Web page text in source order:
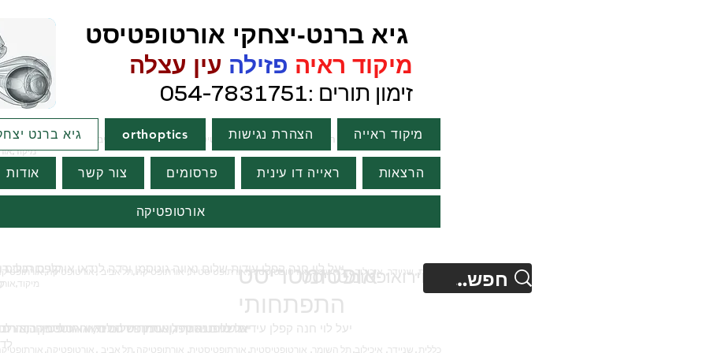
גיא ברנט-יצחקי אורטופטיסט
מיקוד ראיה פזילה עין עצלה
זימון תורים :054-7831751
מיקוד,אורטופטיסט,אורתופטיסט
מיקוד,אורטופטיסט,אורתופטיסט
גיא ברנט orthoptics הצהרת נגישות מיקוד ראייה
אודות צור קשר פרסומים ראייה דו עינית הרצאות
אורטופטיקה
קופת
לדרמן
אופטומטריסט
התפתחותי
נוירואופטומטריסט
לדרמן
אורטופטיסטית, אורתופטיסטית,